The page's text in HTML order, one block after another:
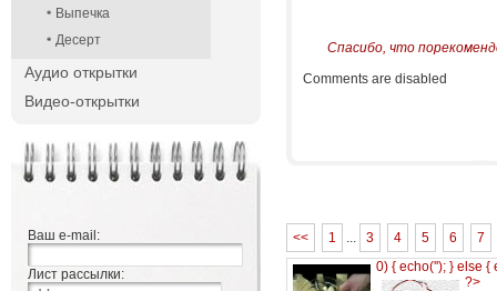
Выпечка
Десерт
Аудио открытки
Видео-открытки
Ваш e-mail:
Лист рассылки:
Спасибо, что
Comments are disabled
<< 1 ... 3 4 5 6
7
0) { echo(''); } else {
?>